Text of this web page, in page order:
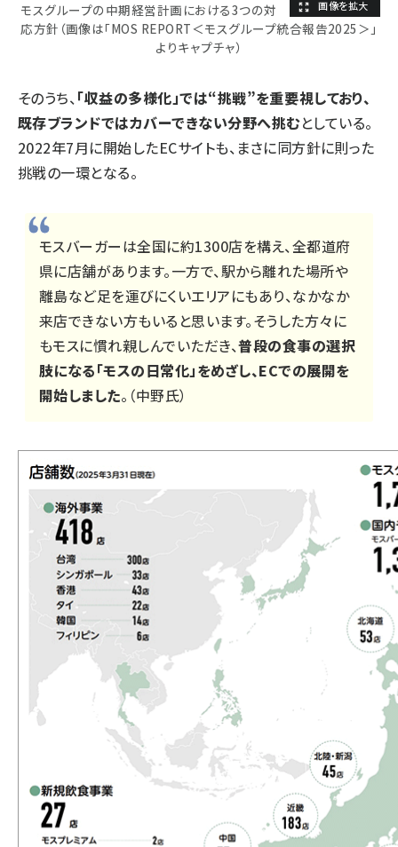
モスグループの中期経営計画における3つの対
応方針（画像は「MOS REPORT＜モスグループ統合報告2025＞」
よりキャプチャ）
そのうち、「収益の多様化」では“挑戦”を重要視しており、
既存ブランドではカバーできない分野へ挑むとしている。
2022年7月に開始したECサイトも、まさに同方針に則った
挑戦の一環となる。
モスバーガーは全国に約1300店を構え、全都道府
県に店舗があります。一方で、駅から離れた場所や
離島など足を運びにくいエリアにもあり、なかなか
来店できない方もいると思います。そうした方々に
もモスに慣れ親しんでいただき、普段の食事の選択
肢になる「モスの日常化」をめざし、ECでの展開を
開始しました。（中野氏）